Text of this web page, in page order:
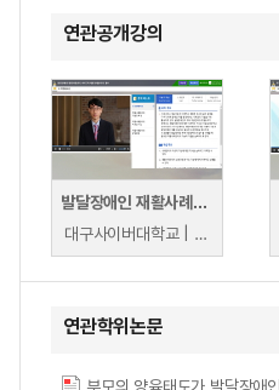
연관공개강의
발달장애인 재활사례관리
대구사이버대학교 | 이창희
연관학위논문